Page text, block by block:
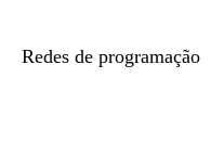
Redes de programação